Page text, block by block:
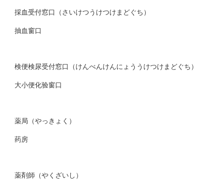
採血受付窓口（さいけつうけつけまどぐち）
抽血窗口
検便検尿受付窓口（けんべんけんにょううけつけまどぐち）
大小便化验窗口
薬局（やっきょく）
药房
薬剤師（やくざいし）